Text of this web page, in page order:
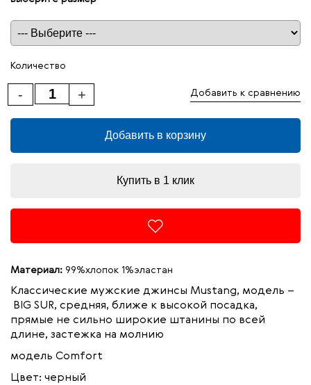
Таблица размеров
Количество
+
- Добавить к сравнению
Добавить в корзину
Купить в 1 клик
Материал: 99%хлопок 1%эластан
Классические мужские джинсы Mustang, модель –
BIG SUR, средняя, ближе к высокой посадка,
прямые не сильно широкие штанины по всей
длине, застежка на молнию
модель Comfort
Цвет: черный